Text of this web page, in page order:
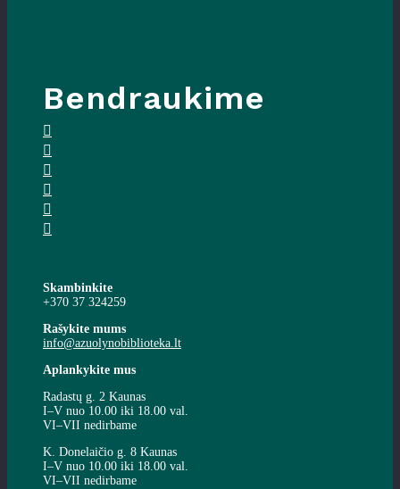
Bendraukime
Skambinkite
+370 37 324259
Rašykite mums
info@azuolynobiblioteka.lt
Aplankykite mus
Radastų g. 2 Kaunas
I–V nuo 10.00 iki 18.00 val.
VI–VII nedirbame
K. Donelaičio g. 8 Kaunas
I–V nuo 10.00 iki 18.00 val.
VI–VII nedirbame